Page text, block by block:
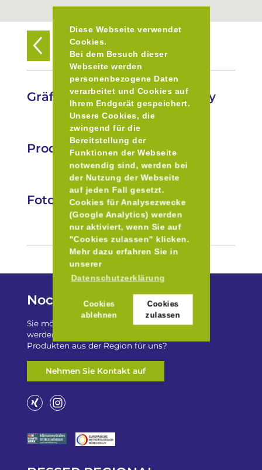
Diese Webseite verwendet
Cookies.
Bei dem Besuch dieser
Webseite werden
personenbezogene Daten
verarbeitet und Cookies auf
Ihrem Endgerät gespeichert.
Unsere Cookies, die
zwingend für die
Bereitstellung der
Funktionen der Webseite
notwendig sind, werden bei
der Nutzung der Webseite
auf jeden Fall gesetzt.
Cookies für Analysezwecke
(Google Analytics) werden
nur aktiviert, wenn Sie auf
"Cookies zulassen" klicken.
Mehr dazu erfahren Sie in
unserer
Datenschutzerklärung
Cookies
ablehnen
Cookies
zulassen
Zurück zur Übersicht
Gräfliche Brauerei Arco-Valley
Produkte
Fotos
Noch Fragen?
Sie möchten auf „Besser Regional“ gelistet
werden? Oder haben Sie einen Freizeittip zu
Produkten aus der Region für uns?
Nehmen Sie Kontakt auf